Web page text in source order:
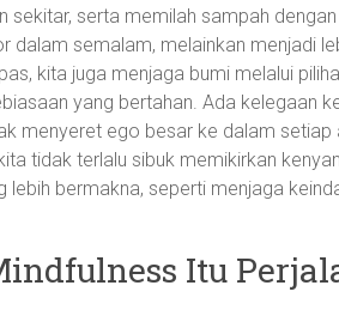
sekitar, serta memilah sampah
dalam semalam, melainkan menjadi
kita juga menjaga bumi melalui
yang bertahan. Ada kelegaan
menyeret ego besar ke dalam setiap
tidak terlalu sibuk memikirkan
lebih bermakna, seperti menjaga
Itu